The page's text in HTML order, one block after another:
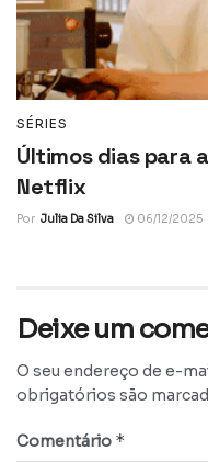
SÉRIES
Últimos dias para
Netflix
Por Julia Da Silva 06/12/2025
Deixe um
O seu endereço de e-
obrigatórios são
Comentário *